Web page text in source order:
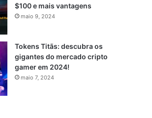
$100 e mais vantagens
maio 9, 2024
Tokens Titãs: descubra os
gigantes do mercado cripto
gamer em 2024!
maio 7, 2024